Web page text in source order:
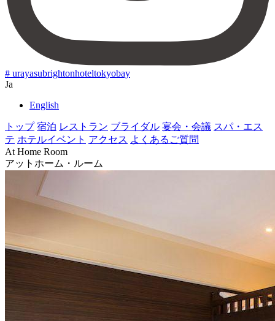
# urayasubrightonhoteltokyobay
Ja
English
トップ 宿泊 レストラン ブライダル 宴会・会議 スパ・エス
テ ホテルイベント アクセス よくあるご質問
At Home Room
アットホーム・ルーム